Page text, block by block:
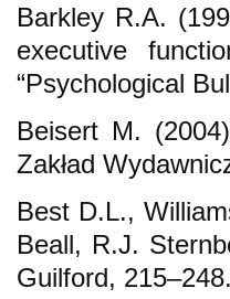
Barkley R.A.
executive
“Psychological
Beisert M.
Zakład
Best D.L.,
Beall, R.J.
Guilford, 215–248.